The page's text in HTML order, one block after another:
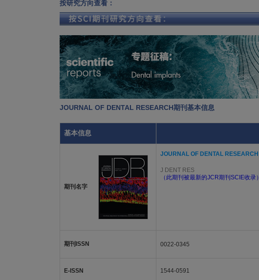
按研究方向查看：
JOURNAL OF DENTAL RESEARCH期刊基本信息
基本信息
期刊名字
JOURNAL OF DENTAL RESEARCH
J DENT RES
（此期刊被最新的JCR期刊SCIE收录）
期刊ISSN 0022-0345
E-ISSN 1544-0591